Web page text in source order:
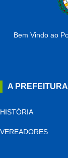
Bem Vindo ao
A PREFEITURA
HISTÓRIA
VEREADORES